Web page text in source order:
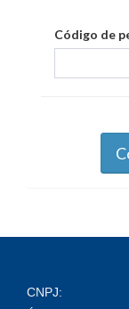
Código de
CNPJ: